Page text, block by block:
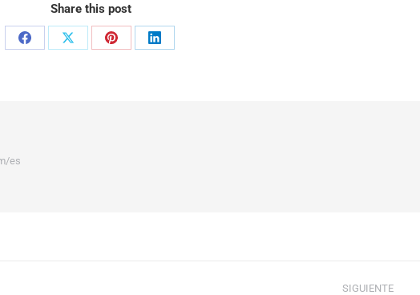
Share this post
Share
Share
Share
Share
es
SIGUIENTE